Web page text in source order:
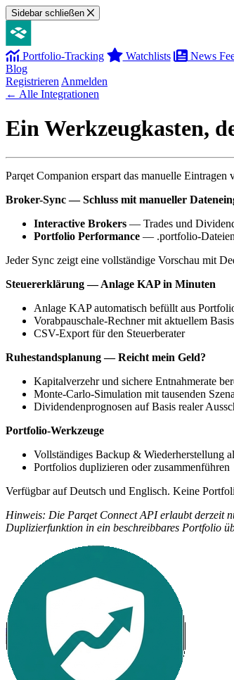
Sidebar schließen
Portfolio-Tracking Watchlists News
Blog
Registrieren Anmelden
← Alle Integrationen
Ein Werkzeugkasten,
Parqet Companion erspart das manuelle
Broker-Sync — Schluss mit manueller
Interactive Brokers — Trades und
Portfolio Performance — .portfolio-Dateien
Jeder Sync zeigt eine vollständige Vorschau mit
Steuererklärung — Anlage KAP in Minuten
Anlage KAP automatisch befüllt aus
Vorabpauschale-Rechner mit aktuellem
CSV-Export für den Steuerberater
Ruhestandsplanung — Reicht mein Geld?
Kapitalverzehr und sichere Entnahmerate
Monte-Carlo-Simulation mit tausenden
Dividendenprognosen auf Basis realer
Portfolio-Werkzeuge
Vollständiges Backup & Wiederherstellung
Portfolios duplizieren oder zusammenführen
Verfügbar auf Deutsch und Englisch. Keine
Hinweis: Die Parqet Connect API erlaubt derzeit
Duplizierfunktion in ein beschreibbares Portfolio